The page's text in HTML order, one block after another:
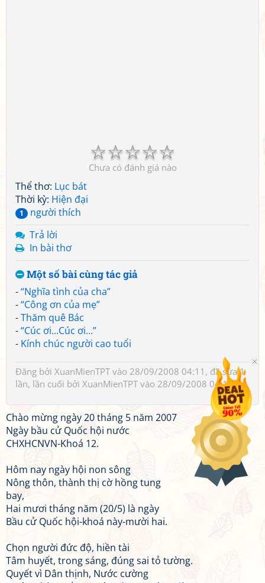
☆
☆
☆
☆
☆
Chưa có đánh giá nào
Thể thơ: Lục bát
Thời kỳ: Hiện đại
1
người thích
Trả lời
In bài thơ
Một số bài cùng tác giả
-“Nghĩa tình của cha”
-“Công ơn của mẹ”
-Thăm quê Bác
-“Cúc ơi...Cúc ơi...”
- Kính chúc người cao tuổi
Đăng bởi XuanMienTPT vào 28/09/2008 04:11, đã sửa 1
lần, lần cuối bởi XuanMienTPT vào 28/09/2008 04:15
Chào mừng ngày 20 tháng 5 năm 2007
Ngày bầu cử Quốc hội nước
CHXHCNVN-Khoá 12.
Hôm nay ngày hội non sông
Nông thôn, thành thị cờ hồng tung
bay,
Hai mươi tháng năm (20/5) là ngày
Bầu cử Quốc hội-khoá này-mười hai.
Chọn người đức độ, hiền tài
Tâm huyết, trong sáng, đúng sai tỏ tường.
Quyết vì Dân thịnh, Nước cường